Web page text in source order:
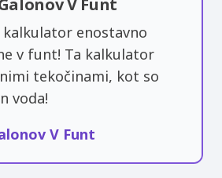
V Funt
enostavno
v funt! Ta kalkulator
tekočinami, kot so
voda!
V Funt